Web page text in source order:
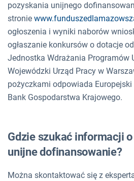
pozyskania unijnego
stronie
ogłoszenia i wyniki naborów
ogłaszanie konkursów o dotacje
Jednostka Wdrażania Programów
Wojewódzki Urząd Pracy w
pożyczkami odpowiada
Bank Gospodarstwa Krajowego.
Gdzie szukać informacji
unijne dofinansowanie?
Można skontaktować się z